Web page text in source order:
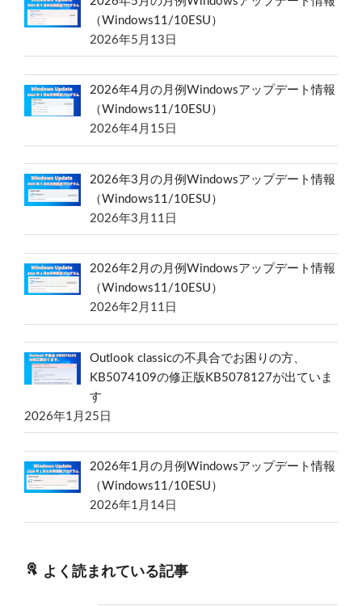
（Windows11/10ESU）
2026年5月13日
2026年4月の月例Windowsアップデート情報
（Windows11/10ESU）
2026年4月15日
2026年3月の月例Windowsアップデート情報
（Windows11/10ESU）
2026年3月11日
2026年2月の月例Windowsアップデート情報
（Windows11/10ESU）
2026年2月11日
Outlook classicの不具合でお困りの方、
KB5074109の修正版KB5078127が出ていま
す
2026年1月25日
2026年1月の月例Windowsアップデート情報
（Windows11/10ESU）
2026年1月14日
よく読まれている記事